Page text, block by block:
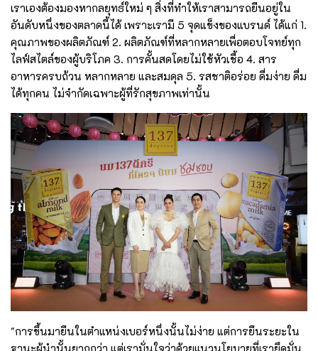
เราเองต้องมองหากลยุทธ์ใหม่ ๆ สิ่งที่ทำให้เราสามารถยืนอยู่ใน
อันดับหนึ่งของตลาดนี้ได้ เพราะเรามี 5 จุดแข็งของแบรนด์ ได้แก่ 1.
คุณภาพของผลิตภัณฑ์ 2. ผลิตภัณฑ์ที่หลากหลายเพื่อตอบโจทย์ทุก
ไลฟ์สไตล์ของผู้บริโภค 3. การคั้นสดโดยไม่ใช้หัวเชื้อ 4. สาร
อาหารครบถ้วน หลากหลาย และสมดุล 5. รสชาติอร่อย ดื่มง่าย ดื่ม
ได้ทุกคน ไม่จำกัดเฉพาะผู้ที่รักสุขภาพเท่านั้น
"การขึ้นมายืนในตำแหน่งเบอร์หนึ่งนั้นไม่ง่าย แต่การยืนระยะใน
ฐานะผู้นำนั้นยากกว่า แต่เรามั่นใจว่าด้วยแนวนโยบายที่เรายึดมั่น